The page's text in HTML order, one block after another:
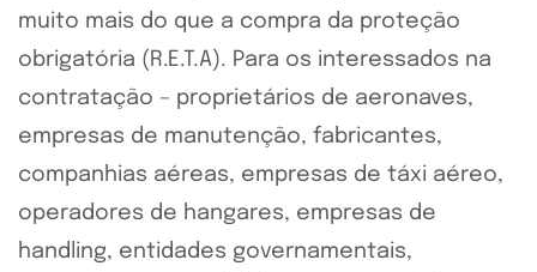
muito mais do que a compra da proteção
obrigatória (R.E.T.A). Para os interessados na
contratação – proprietários de aeronaves,
empresas de manutenção, fabricantes,
companhias aéreas, empresas de táxi aéreo,
operadores de hangares, empresas de
handling, entidades governamentais,